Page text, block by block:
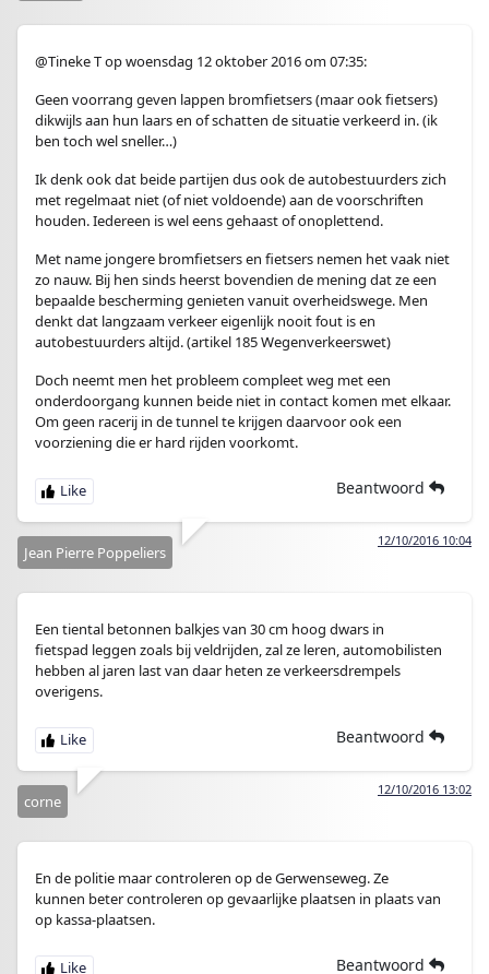
@Tineke T op woensdag 12 oktober 2016 om 07:35:
Geen voorrang geven lappen bromfietsers (maar ook fietsers)
dikwijls aan hun laars en of schatten de situatie verkeerd in. (ik
ben toch wel sneller…)
Ik denk ook dat beide partijen dus ook de autobestuurders zich
met regelmaat niet (of niet voldoende) aan de voorschriften
houden. Iedereen is wel eens gehaast of onoplettend.
Met name jongere bromfietsers en fietsers nemen het vaak niet
zo nauw. Bij hen sinds heerst bovendien de mening dat ze een
bepaalde bescherming genieten vanuit overheidswege. Men
denkt dat langzaam verkeer eigenlijk nooit fout is en
autobestuurders altijd. (artikel 185 Wegenverkeerswet)
Doch neemt men het probleem compleet weg met een
onderdoorgang kunnen beide niet in contact komen met elkaar.
Om geen racerij in de tunnel te krijgen daarvoor ook een
voorziening die er hard rijden voorkomt.
Beantwoord
12/10/2016 10:04
Jean Pierre Poppeliers
Een tiental betonnen balkjes van 30 cm hoog dwars in
fietspad leggen zoals bij veldrijden, zal ze leren, automobilisten
hebben al jaren last van daar heten ze verkeersdrempels
overigens.
Beantwoord
12/10/2016 13:02
corne
En de politie maar controleren op de Gerwenseweg. Ze
kunnen beter controleren op gevaarlijke plaatsen in plaats van
op kassa-plaatsen.
Beantwoord